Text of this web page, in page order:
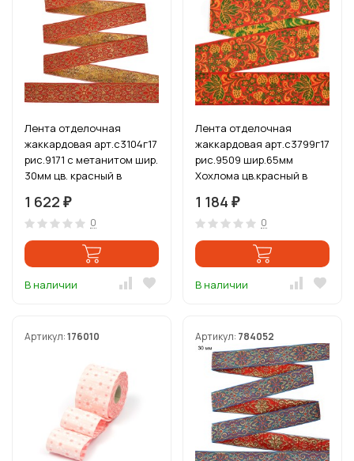
Лента отделочная
жаккардовая арт.с3104г17
рис.9171 с метанитом шир.
30мм цв. красный в
1 622 ₽
0
В наличии
Лента отделочная
жаккардовая арт.с3799г17
рис.9509 шир.65мм
Хохлома цв.красный в
1 184 ₽
0
В наличии
Артикул:176010 Артикул: 784052